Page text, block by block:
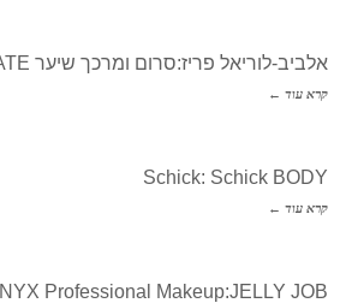
אלביב-לוריאל פריז:סרום ומרכך שיער ULTIMATE
קרא עוד ←
Schick: Schick BODY
קרא עוד ←
NYX Professional Makeup:JELLY JOB